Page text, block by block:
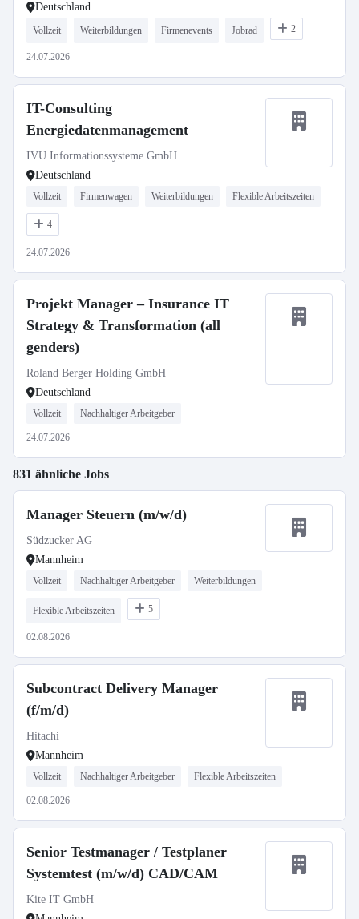
Deutschland
Vollzeit Weiterbildungen Firmenevents Jobrad 2
24.07.2026
IT-Consulting
Energiedatenmanagement
IVU Informationssysteme GmbH
Deutschland
Vollzeit Firmenwagen Weiterbildungen Flexible Arbeitszeiten
4
24.07.2026
Projekt Manager – Insurance IT
Strategy & Transformation (all
genders)
Roland Berger Holding GmbH
Deutschland
Vollzeit Nachhaltiger Arbeitgeber
24.07.2026
831 ähnliche Jobs
Manager Steuern (m/w/d)
Südzucker AG
Mannheim
Vollzeit Nachhaltiger Arbeitgeber Weiterbildungen
Flexible Arbeitszeiten 5
02.08.2026
Subcontract Delivery Manager
(f/m/d)
Hitachi
Mannheim
Vollzeit Nachhaltiger Arbeitgeber Flexible Arbeitszeiten
02.08.2026
Senior Testmanager / Testplaner
Systemtest (m/w/d) CAD/CAM
Kite IT GmbH